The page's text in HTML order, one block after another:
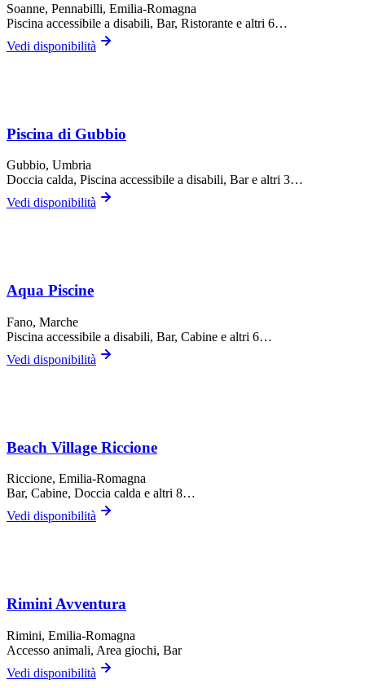
Soanne, Pennabilli, Emilia-Romagna
Piscina accessibile a disabili, Bar, Ristorante e altri 6…
Vedi disponibilità
Piscina di Gubbio
Gubbio, Umbria
Doccia calda, Piscina accessibile a disabili, Bare altri 3…
Vedi disponibilità
Aqua Piscine
Fano, Marche
Piscina accessibile a disabili, Bar, Cabine e altri 6…
Vedi disponibilità
Beach Village Riccione
Riccione, Emilia-Romagna
Bar, Cabine, Doccia calda e altri 8…
Vedi disponibilità
Rimini Avventura
Rimini, Emilia-Romagna
Accesso animali, Area giochi, Bar
Vedi disponibilità